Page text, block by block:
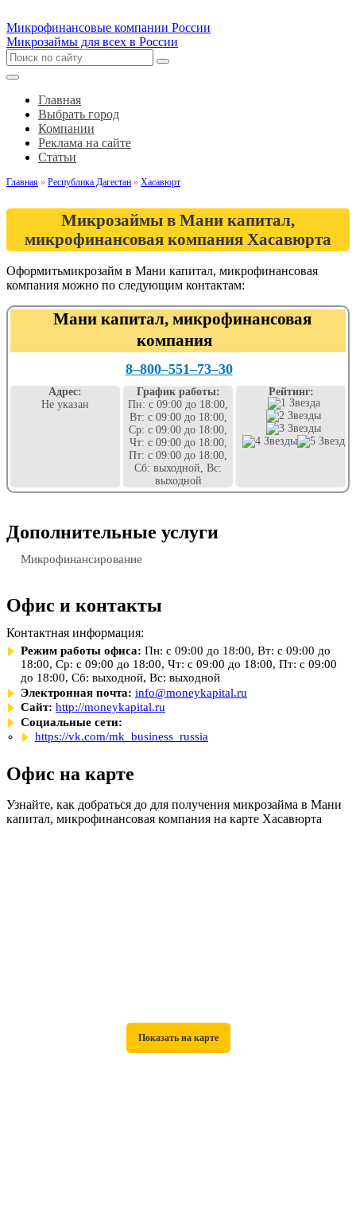
Микрофинансовые компании России
Микрозаймы для всех в России
Главная
Выбрать город
Компании
Реклама на сайте
Статьи
Главная » Республика Дагестан » Хасавюрт
Микрозаймы в Мани капитал,
микрофинансовая компания Хасавюрта
Оформитьмикрозайм в Мани капитал, микрофинансовая
компания можно по следующим контактам:
Мани капитал, микрофинансовая
компания
8‒800‒551‒73‒30
Адрес:
Не указан
График работы:
Пн: с 09:00 до 18:00,
Вт: с 09:00 до 18:00,
Ср: с 09:00 до 18:00,
Чт: с 09:00 до 18:00,
Пт: с 09:00 до 18:00,
Сб: выходной, Вс:
выходной
Рейтинг:
Дополнительные услуги
Микрофинансирование
Офис и контакты
Контактная информация:
Режим работы офиса: Пн: с 09:00 до 18:00, Вт: с 09:00 до
18:00, Ср: с 09:00 до 18:00, Чт: с 09:00 до 18:00, Пт: с 09:00
до 18:00, Сб: выходной, Вс: выходной
Электронная почта: info@moneykapital.ru
Сайт: http://moneykapital.ru
Социальные сети:
https://vk.com/mk_business_russia
Офис на карте
Узнайте, как добраться до для получения микрозайма в Мани
капитал, микрофинансовая компания на карте Хасавюрта